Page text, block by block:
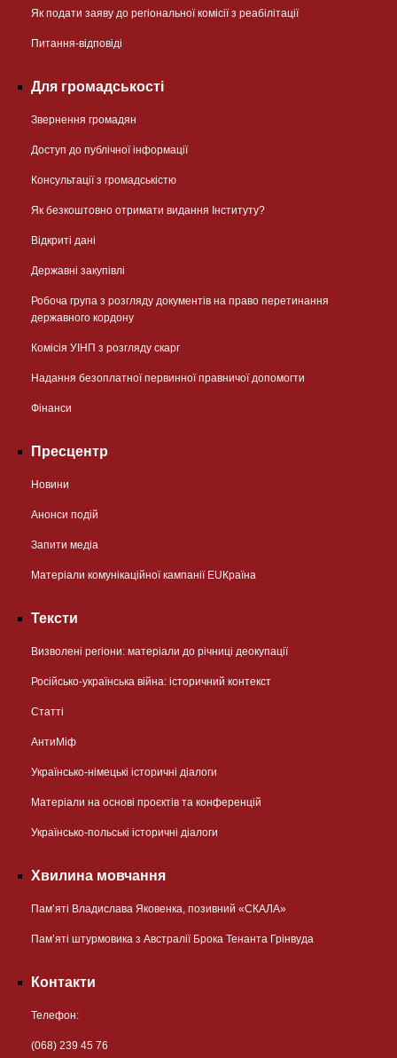
Як подати заяву до регіональної комісії з реабілітації
Питання-відповіді
Для громадськості
Звернення громадян
Доступ до публічної інформації
Консультації з громадськістю
Як безкоштовно отримати видання Інституту?
Відкриті дані
Державні закупівлі
Робоча група з розгляду документів на право перетинання
державного кордону
Комісія УІНП з розгляду скарг
Надання безоплатної первинної правничої допомогти
Фінанси
Пресцентр
Новини
Анонси подій
Запити медіа
Матеріали комунікаційної кампанії EUКраїна
Тексти
Визволені регіони: матеріали до річниці деокупації
Російсько-українська війна: історичний контекст
Статті
АнтиМіф
Українсько-німецькі історичні діалоги
Матеріали на основі проєктів та конференцій
Українсько-польські історичні діалоги
Хвилина мовчання
Пам’яті Владислава Яковенка, позивний «СКАЛА»
Пам’яті штурмовика з Австралії Брока Тенанта Грінвуда
Контакти
Телефон:
(068) 239 45 76